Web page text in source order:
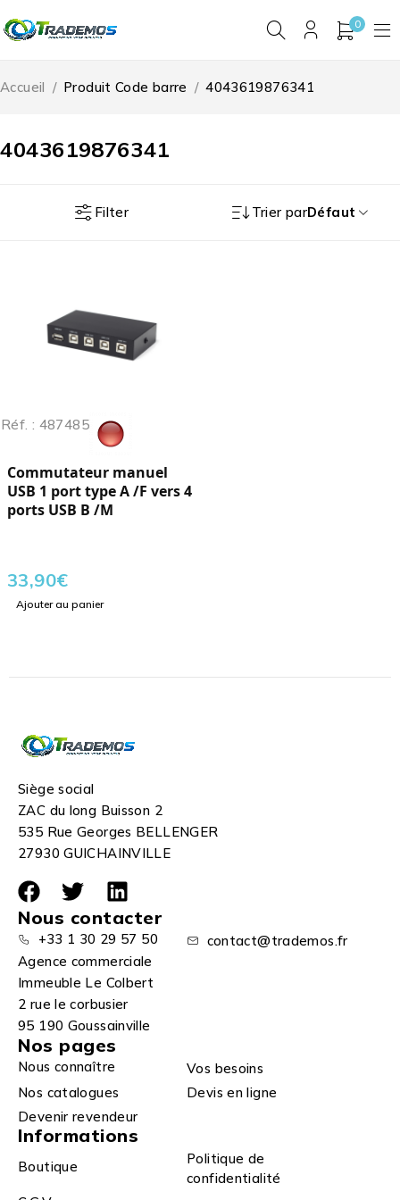
0
4043619876341
Accueil / Produit Code barre / 4043619876341
Filter Trier parDéfaut
Réf. : 487485
Commutateur manuel
USB 1 port type A /F vers 4
ports USB B /M
33,90€
Ajouter au panier
Siège social
ZAC du long Buisson 2
535 Rue Georges BELLENGER
27930 GUICHAINVILLE
Nous contacter
+33 1 30 29 57 50
contact@trademos.fr
Agence commerciale
Immeuble Le Colbert
2 rue le corbusier
95 190 Goussainville
Nos pages
Nous connaître
Vos besoins
Nos catalogues
Devis en ligne
Devenir revendeur
Informations
Boutique
Politique de
confidentialité